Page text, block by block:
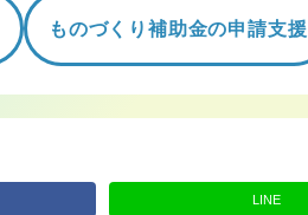
ものづくり補助金の申請支援
LINE